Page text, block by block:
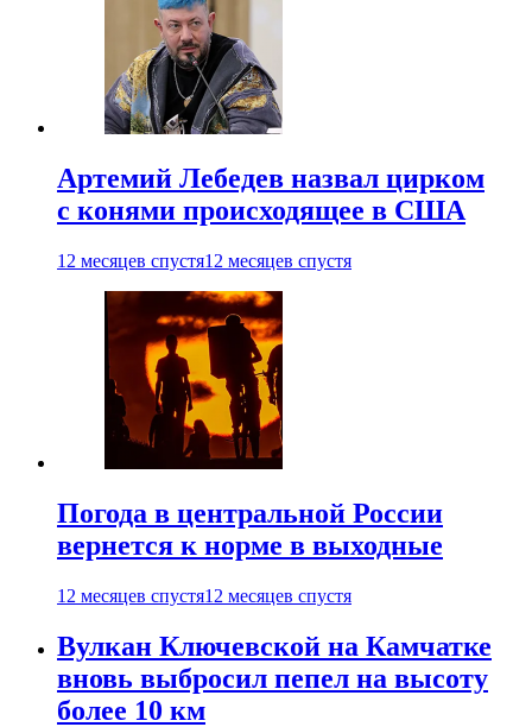
Артемий Лебедев назвал цирком
с конями происходящее в США
12 месяцев спустя12 месяцев спустя
Погода в центральной России
вернется к норме в выходные
12 месяцев спустя12 месяцев спустя
Вулкан Ключевской на Камчатке
вновь выбросил пепел на высоту
более 10 км